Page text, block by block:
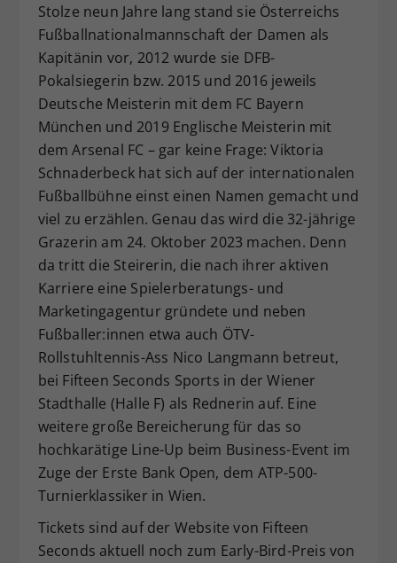
Stolze neun Jahre lang stand sie Österreichs
Fußballnationalmannschaft der Damen als
Kapitänin vor, 2012 wurde sie DFB-
Pokalsiegerin bzw. 2015 und 2016 jeweils
Deutsche Meisterin mit dem FC Bayern
München und 2019 Englische Meisterin mit
dem Arsenal FC – gar keine Frage: Viktoria
Schnaderbeck hat sich auf der internationalen
Fußballbühne einst einen Namen gemacht und
viel zu erzählen. Genau das wird die 32-jährige
Grazerin am 24. Oktober 2023 machen. Denn
da tritt die Steirerin, die nach ihrer aktiven
Karriere eine Spielerberatungs- und
Marketingagentur gründete und neben
Fußballer:innen etwa auch ÖTV-
Rollstuhltennis-Ass Nico Langmann betreut,
bei Fifteen Seconds Sports in der Wiener
Stadthalle (Halle F) als Rednerin auf. Eine
weitere große Bereicherung für das so
hochkarätige Line-Up beim Business-Event im
Zuge der Erste Bank Open, dem ATP-500-
Turnierklassiker in Wien.
Tickets sind auf der Website von Fifteen
Seconds aktuell noch zum Early-Bird-Preis von
Zweck
Dieser Wert speichert Ihre Consent-
Einstellungen. Unter anderem eine
zufällig generierte ID, für die
historische Speicherung Ihrer
vorgenommen Einstellungen, falls der
Webseiten-Betreiber dies eingestellt